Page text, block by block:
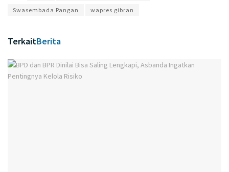
Swasembada Pangan
wapres gibran
TerkaitBerita